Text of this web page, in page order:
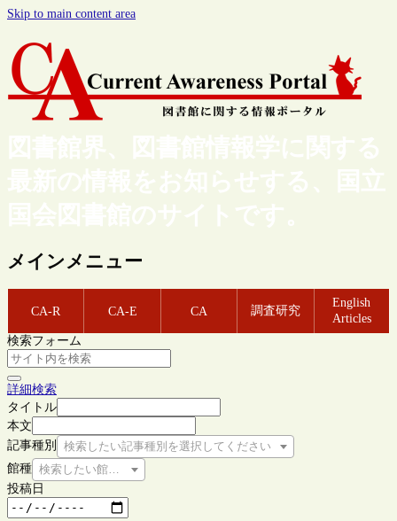
Skip to main content area
図書館界、図書館情報学に関する
最新の情報をお知らせする、国立
国会図書館のサイトです。
メインメニュー
CA-R CA-E CA 調査研究
English
Articles
検索フォーム
詳細検索
タイトル
本文
記事種別
検索したい記事種別を選択してください
館種 検索したい館種を選択してください
投稿日